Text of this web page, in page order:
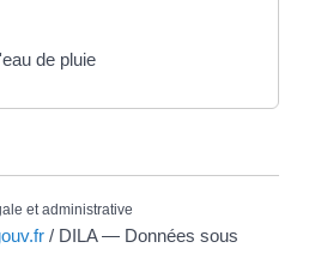
de pluie
et administrative
/ DILA — Données sous